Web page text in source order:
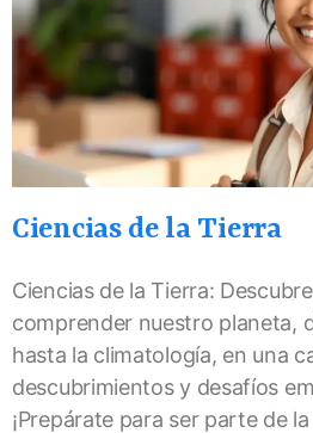
Ciencias de la Tierra
Ciencias de la Tierra:
comprender nuestro planeta,
hasta la climatología, en una
descubrimientos y desafíos
¡Prepárate para ser parte de